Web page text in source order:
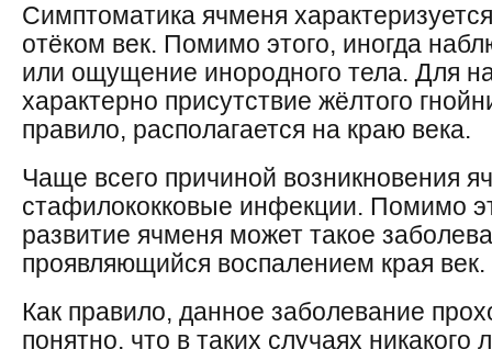
Симптоматика ячменя
отёком век. Помимо этого, иногда
или ощущение инородного тела. Для
характерно присутствие жёлтого
правило, располагается на краю века.
Чаще всего причиной возникновения
стафилококковые инфекции. Помимо
развитие ячменя может такое
проявляющийся воспалением края век.
Как правило, данное заболевание
понятно, что в таких случаях никакого